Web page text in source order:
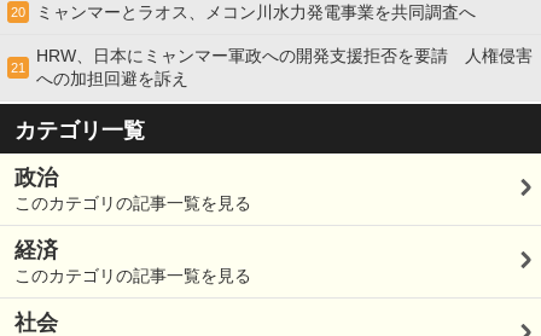
20 ミャンマーとラオス、メコン川水力発電事業を共同調査へ
21
HRW、日本にミャンマー軍政への開発支援拒否を要請 人権侵害
への加担回避を訴え
カテゴリ一覧
政治
このカテゴリの記事一覧を見る
経済
このカテゴリの記事一覧を見る
社会